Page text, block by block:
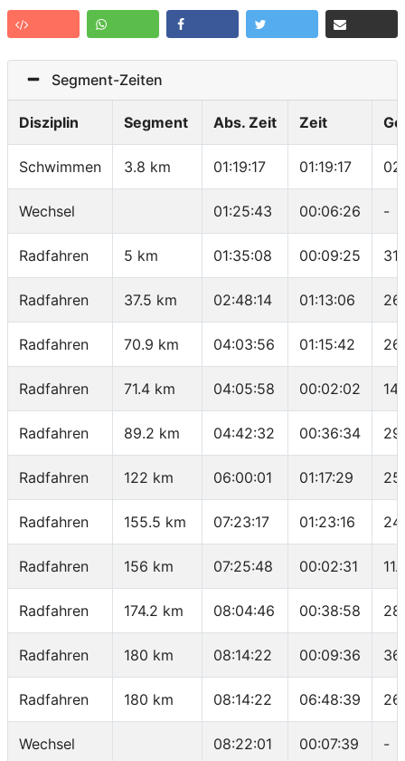
Segment-Zeiten
Disziplin Segment Abs. Zeit Zeit
Schwimmen 3.8 km 01:19:17 01:19:17
Wechsel 01:25:43 00:06:26 -
Radfahren 5 km 01:35:08 00:09:25
Radfahren 37.5 km 02:48:14 01:13:06
Radfahren 70.9 km 04:03:56 01:15:42
Radfahren 71.4 km 04:05:58 00:02:02
Radfahren 89.2 km 04:42:32 00:36:34
Radfahren 122 km 06:00:01 01:17:29
Radfahren 155.5 km 07:23:17 01:23:16
Radfahren 156 km 07:25:48 00:02:31
Radfahren 174.2 km 08:04:46 00:38:58
Radfahren 180 km 08:14:22 00:09:36
Radfahren 180 km 08:14:22 06:48:39
Wechsel 08:22:01 00:07:39 -